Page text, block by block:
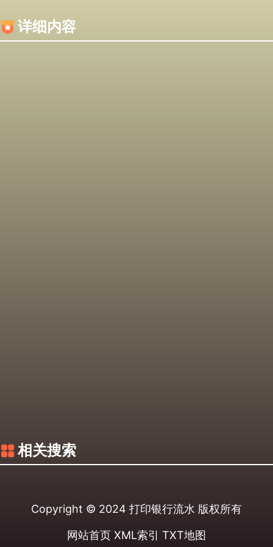
详细内容
相关搜索
Copyright © 2024 打印银行流水 版权所有
网站首页 XML索引 TXT地图